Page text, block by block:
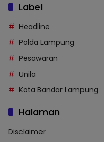
Label
Headline
Polda Lampung
Pesawaran
Unila
Kota Bandar Lampung
Halaman
Disclaimer